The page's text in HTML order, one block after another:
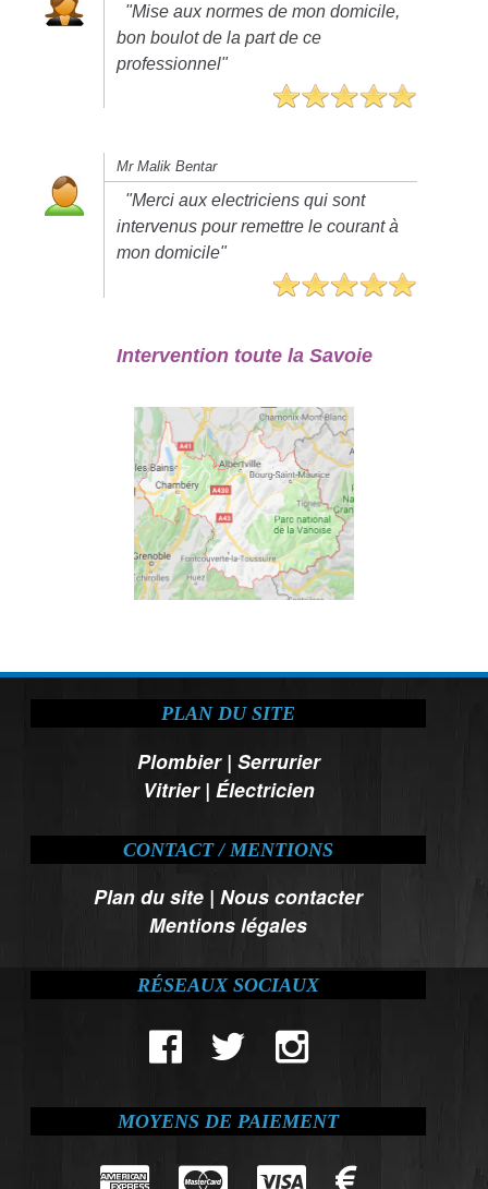
"Mise aux normes de mon domicile,
bon boulot de la part de ce
professionnel"
Mr Malik Bentar
"Merci aux electriciens qui sont
intervenus pour remettre le courant à
mon domicile"
Intervention toute la Savoie
PLAN DU SITE
Plombier| Serrurier
Vitrier| Électricien
CONTACT / MENTIONS
Plan du site |Nous contacter
Mentions légales
RÉSEAUX SOCIAUX
MOYENS DE PAIEMENT